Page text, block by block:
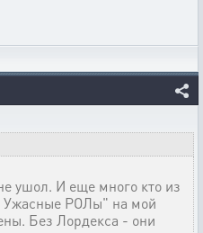
ушол. И еще много кто из
Ужасные РОЛы" на мой
Без Лордекса - они